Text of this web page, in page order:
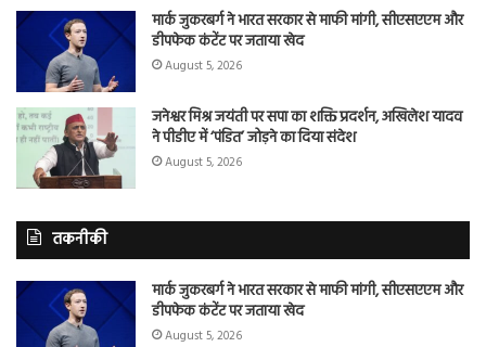
मार्क जुकरबर्ग ने भारत सरकार से माफी मांगी, सीएसएएम और
डीपफेक कंटेंट पर जताया खेद
August 5, 2026
जनेश्वर मिश्र जयंती पर सपा का शक्ति प्रदर्शन, अखिलेश यादव
ने पीडीए में ‘पंडित’ जोड़ने का दिया संदेश
August 5, 2026
तकनीकी
मार्क जुकरबर्ग ने भारत सरकार से माफी मांगी, सीएसएएम और
डीपफेक कंटेंट पर जताया खेद
August 5, 2026